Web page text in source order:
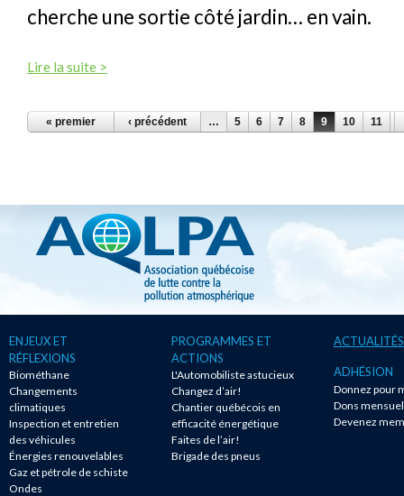
cherche une sortie côté jardin… en vain.
Lire la suite >
PAGES
« premier ‹ précédent … 5 6 7 8 9 10 11
ENJEUX ET
RÉFLEXIONS
Biométhane
Changements
climatiques
Inspection et entretien
des véhicules
Énergies renouvelables
Gaz et pétrole de schiste
Ondes
PROGRAMMES ET
ACTIONS
L'Automobiliste astucieux
Changez d’air!
Chantier québécois en
efficacité énergétique
Faites de l’air!
Brigade des pneus
ACTUALITÉS
ADHÉSION
Donnez pour
Dons
Devenez